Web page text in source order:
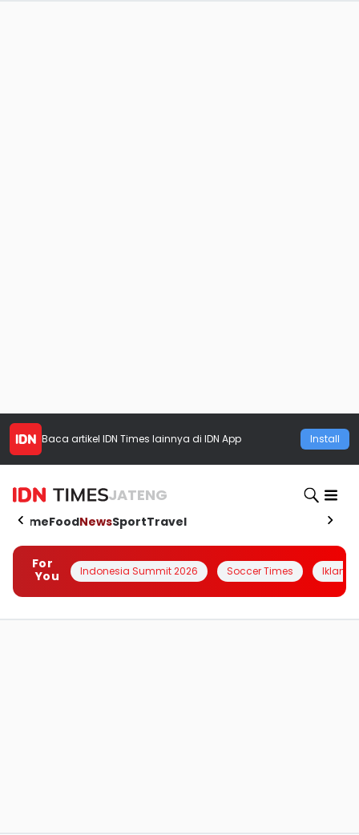
Baca artikel IDN Times lainnya di IDN App Install
JATENG
HomeFoodNewsSportTravel
For
You
Indonesia Summit 2026 Soccer Times Iklanin